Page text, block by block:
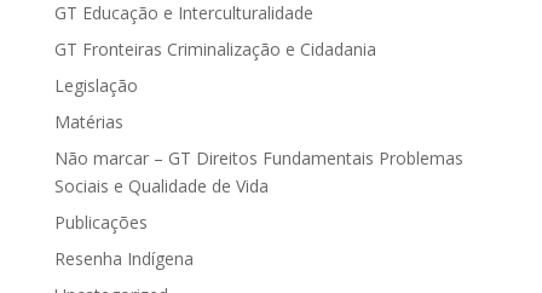
GT Educação e Interculturalidade
GT Fronteiras Criminalização e Cidadania
Legislação
Matérias
Não marcar – GT Direitos Fundamentais Problemas
Sociais e Qualidade de Vida
Publicações
Resenha Indígena